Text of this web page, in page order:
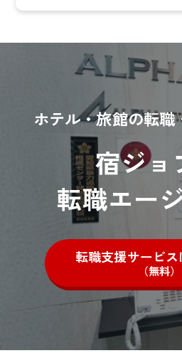
ホテル・旅館の転
宿ジョ
転職エー
転職支援サービ
（無料）